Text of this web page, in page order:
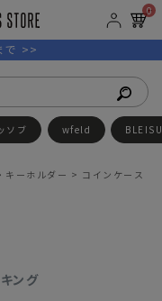
0
で >>
ソブ wfeld
キーホルダー コインケース
ング